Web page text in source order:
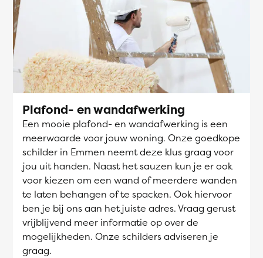
Plafond- en wandafwerking
Een mooie plafond- en wandafwerking is een
meerwaarde voor jouw woning. Onze goedkope
schilder in Emmen neemt deze klus graag voor
jou uit handen. Naast het sauzen kun je er ook
voor kiezen om een wand of meerdere wanden
te laten behangen of te spacken. Ook hiervoor
ben je bij ons aan het juiste adres. Vraag gerust
vrijblijvend meer informatie op over de
mogelijkheden. Onze schilders adviseren je
graag.